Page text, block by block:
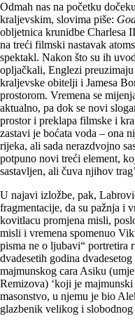
Odmah nas na početku
kraljevskim, slovima piše:
obljetnica krunidbe Charlesa
na treći filmski nastavak
spektakl. Nakon što su ih
opljačkali, Englezi
kraljevske obitelji i Jamesa
prostorom. Vremena se
aktualno, pa dok se novi
prostor i preklapa filmske i
zastavi je boćata voda – ona
rijeka, ali sada nerazdvojno
potpuno novi treći element,
sastavljen, ali čuva njihov
U najavi izložbe, pak,
fragmentacije, da su pažnja i
kovitlacu promjena misli,
misli i vremena spomenuo
pisma ne o ljubavi“ portretira
dvadesetih godina
majmunskog cara Asiku
Remizova) ‘koji je
masonstvo, u njemu je bio
glazbenik velikog i slobodnog